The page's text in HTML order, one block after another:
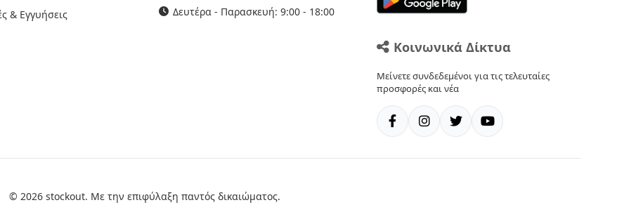
& Εγγυήσεις
Δευτέρα - Παρασκευή: 9:00 - 18:00
Κοινωνικά Δίκτυα
Μείνετε συνδεδεμένοι για τις τελευταίες
προσφορές και νέα
© 2026 stockout. Με την επιφύλαξη παντός δικαιώματος.